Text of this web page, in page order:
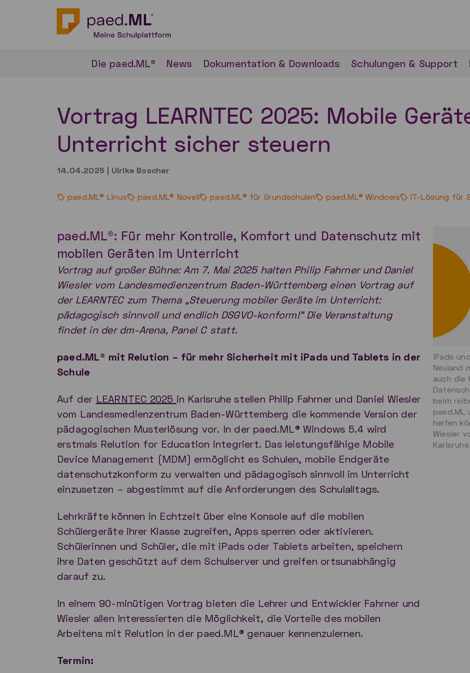
Die paed.ML® News Dokumentation & Downloads Schulungen & Support
Vortrag LEARNTEC 2025: Mobile
Unterricht sicher steuern
14.04.2025 | Ulrike Boscher
paed.ML® Linux paed.ML® Novell paed.ML® für Grundschulen paed.ML® Windows IT-Lösung für
paed.ML®: Für mehr Kontrolle, Komfort und Datenschutz mit
mobilen Geräten im Unterricht
Vortrag auf großer Bühne: Am 7. Mai 2025 halten Philip Fahrner und Daniel
Wiesler vom Landesmedienzentrum Baden-Württemberg einen Vortrag auf
der LEARNTEC zum Thema „Steuerung mobiler Geräte im Unterricht:
pädagogisch sinnvoll und endlich DSGVO-konform!“ Die Veranstaltung
findet in der dm-Arena, Panel C statt.
paed.ML® mit Relution – für mehr Sicherheit mit iPads und Tablets in der
Schule
Auf der LEARNTEC 2025 in Karlsruhe stellen Philip Fahrner und Daniel Wiesler
vom Landesmedienzentrum Baden-Württemberg die kommende Version der
pädagogischen Musterlösung vor. In der paed.ML® Windows 5.4 wird
erstmals Relution for Education integriert. Das leistungsfähige Mobile
Device Management (MDM) ermöglicht es Schulen, mobile Endgeräte
datenschutzkonform zu verwalten und pädagogisch sinnvoll im Unterricht
einzusetzen – abgestimmt auf die Anforderungen des Schulalltags.
Lehrkräfte können in Echtzeit über eine Konsole auf die mobilen
Schülergeräte ihrer Klasse zugreifen, Apps sperren oder aktivieren.
Schülerinnen und Schüler, die mit iPads oder Tablets arbeiten, speichern
ihre Daten geschützt auf dem Schulserver und greifen ortsunabhängig
darauf zu.
In einem 90-minütigen Vortrag bieten die Lehrer und Entwickler Fahrner und
Wiesler allen Interessierten die Möglichkeit, die Vorteile des mobilen
Arbeitens mit Relution in der paed.ML® genauer kennenzulernen.
Termin:
iPads
Neuland
auch die
beim
paed.ML
helfen
Wiesler